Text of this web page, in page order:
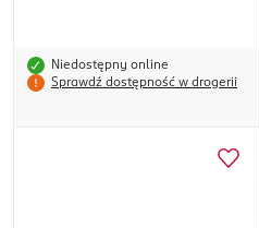
Niedostępny online
Sprawdź dostępność w drogerii